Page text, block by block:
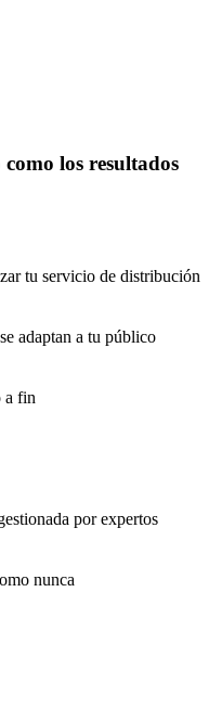
los resultados
tu servicio de distribución
adaptan a tu público
a fin
por expertos
nunca